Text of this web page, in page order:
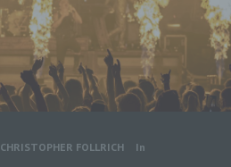
CHRISTOPHER FOLLRICH In